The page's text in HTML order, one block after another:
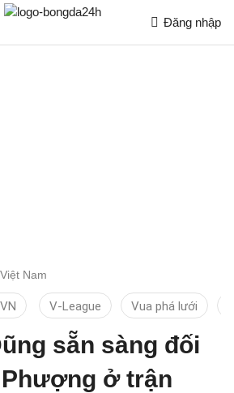
Đăng nhập
Nam
V-League Vua phá lưới
sẵn sàng đối
ở trận